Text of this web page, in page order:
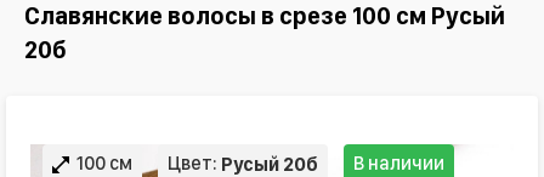
Славянские волосы в срезе 100 см Русый
20б
100 см Цвет: Русый 20б В наличии